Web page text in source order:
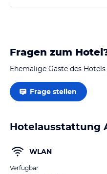
Fragen zum
Ehemalige Gäste des
Frage stellen
Hotelausstattung
WLAN
Verfügbar